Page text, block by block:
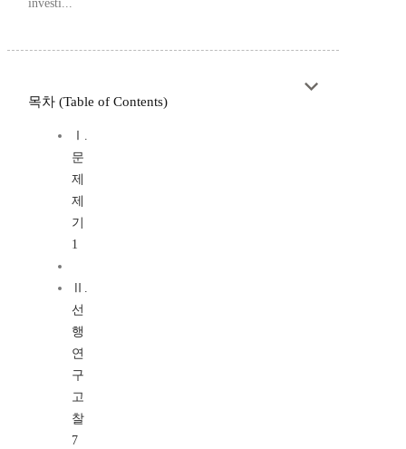
investi...
목차 (Table of Contents)
Ⅰ.
문
제
제
기
1
Ⅱ.
선
행
연
구
고
찰
7